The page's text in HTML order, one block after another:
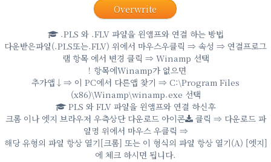
Overwrite
.PLS 와 .FLV 파일을 윈앰프와 연결 하는 방법
다운받은파일(.PLS또는.FLV) 위에서 마우스우클릭 ⇒ 속성 ⇒ 연결프로그
램 항목 에서 변경 클릭 ⇒ Winamp 선택
！항목에Winamp가 없으면
추가앱↓⇒ 이 PC에서 다른앱 찾기 ⇒ C:\Program Files
(x86)\Winamp\winamp.exe 선택
PLS 와 FLV 파일을 윈앰프와 연결 하신후
크롬 이나 엣지 브라우저 우측상단 다운로드 아이콘
클릭 ⇒ 다운로드 파
일명 위에서 마우스 우클릭 ⇒
해당 유형의 파일 항상 열기[크롬] 또는 이 형식의 파일 항상 열기(A) [엣지]
에 체크 하시면 됩니다.